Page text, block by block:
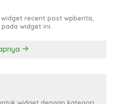
recent post wpberita,
widget ini.
widget dengan kategori